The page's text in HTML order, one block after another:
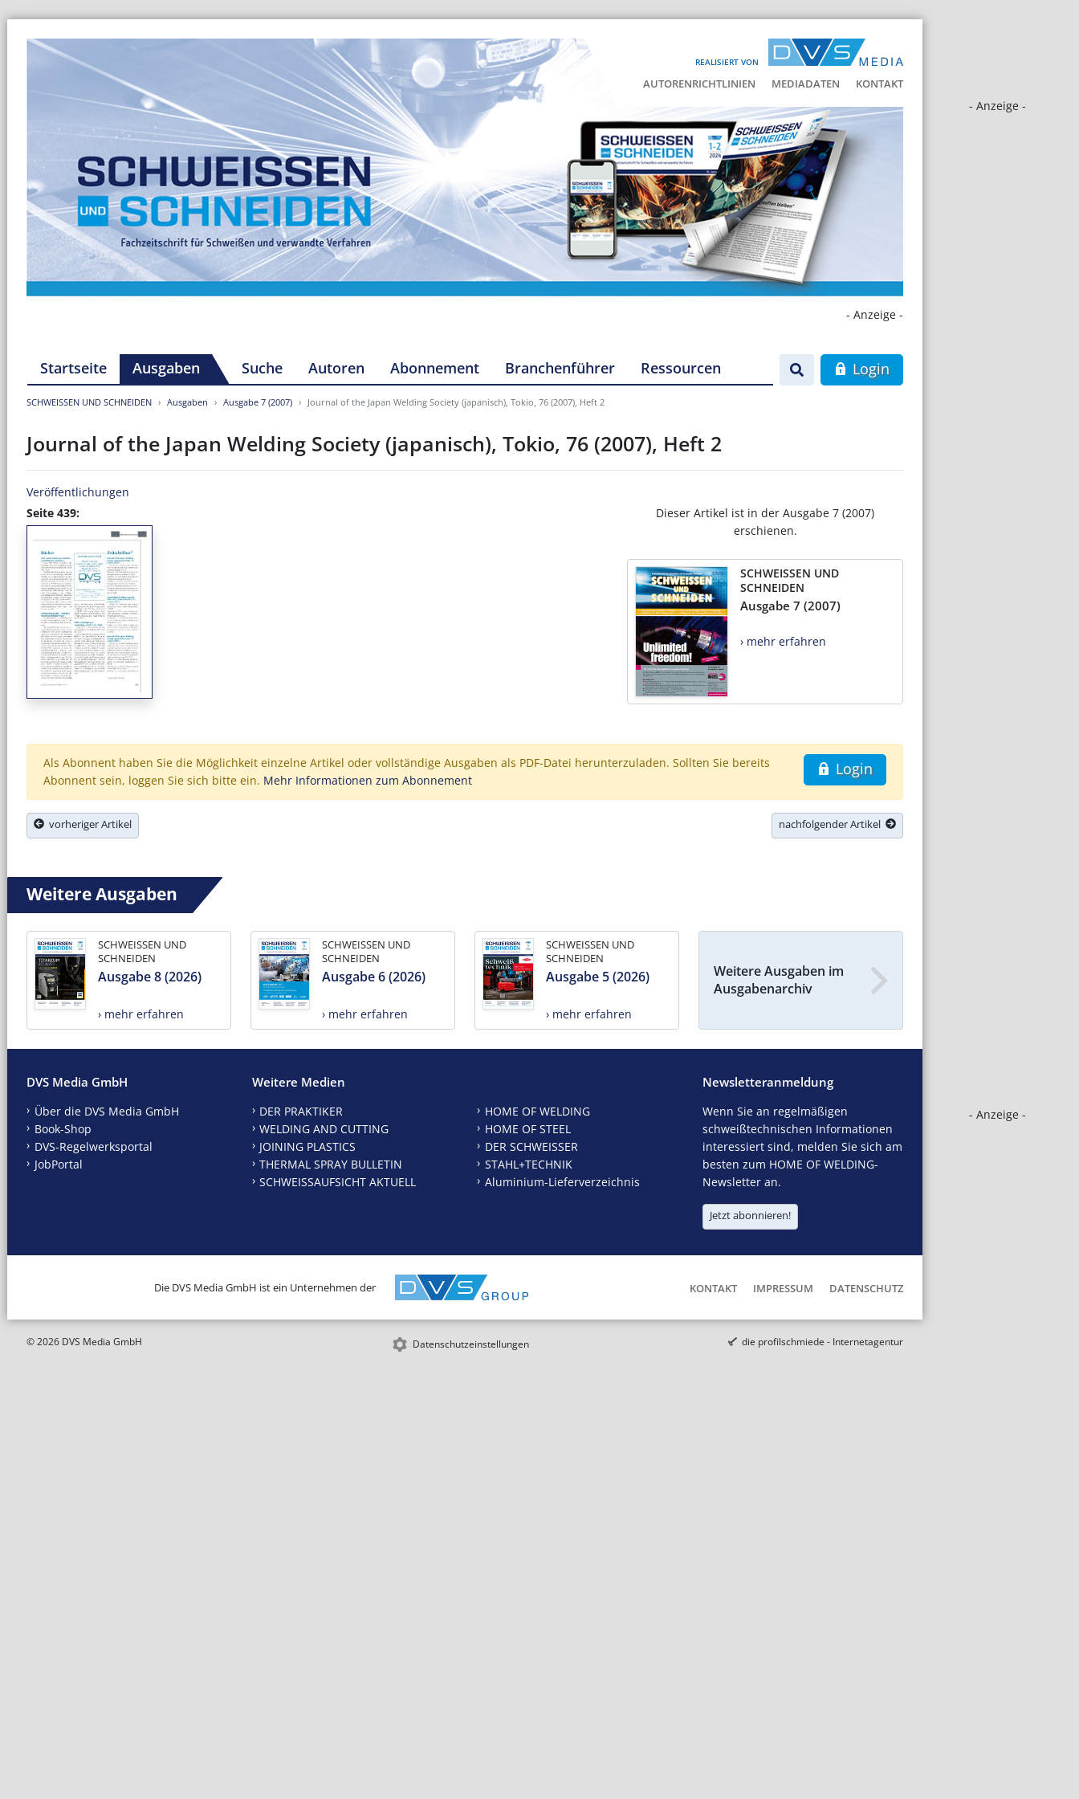
REALISIERT VON
AUTORENRICHTLINIEN MEDIADATEN KONTAKT
- Anzeige -
- Anzeige -
- Anzeige -
Startseite Ausgaben Suche Autoren Abonnement Branchenführer Ressourcen Login
SCHWEISSEN UND SCHNEIDEN Ausgaben Ausgabe 7 (2007) Journal of the Japan Welding Society (japanisch), Tokio, 76 (2007), Heft 2
Journal of the Japan Welding Society (japanisch), Tokio, 76 (2007), Heft 2
Veröffentlichungen
Seite 439:
Dieser Artikel ist in der Ausgabe 7 (2007)
erschienen.
SCHWEISSEN UND
SCHNEIDEN
Ausgabe 7 (2007)
› mehr erfahren
Login
Als Abonnent haben Sie die Möglichkeit einzelne Artikel oder vollständige Ausgaben als PDF-Datei herunterzuladen. Sollten Sie bereits
Abonnent sein, loggen Sie sich bitte ein. Mehr Informationen zum Abonnement
vorheriger Artikel nachfolgender Artikel
Weitere Ausgaben
SCHWEISSEN UND
SCHNEIDEN
Ausgabe 8 (2026)
› mehr erfahren
SCHWEISSEN UND
SCHNEIDEN
Ausgabe 6 (2026)
› mehr erfahren
SCHWEISSEN UND
SCHNEIDEN
Ausgabe 5 (2026)
› mehr erfahren
Weitere Ausgaben im
Ausgabenarchiv
DVS Media GmbH
Über die DVS Media GmbH
Book-Shop
DVS-Regelwerksportal
JobPortal
Weitere Medien
DER PRAKTIKER
WELDING AND CUTTING
JOINING PLASTICS
THERMAL SPRAY BULLETIN
SCHWEISSAUFSICHT AKTUELL
HOME OF WELDING
HOME OF STEEL
DER SCHWEISSER
STAHL+TECHNIK
Aluminium-Lieferverzeichnis
Newsletteranmeldung
Wenn Sie an regelmäßigen
schweißtechnischen Informationen
interessiert sind, melden Sie sich am
besten zum HOME OF WELDING-
Newsletter an.
Jetzt abonnieren!
Die DVS Media GmbH ist ein Unternehmen der KONTAKT IMPRESSUM DATENSCHUTZ
© 2026 DVS Media GmbH Datenschutzeinstellungen die profilschmiede - Internetagentur